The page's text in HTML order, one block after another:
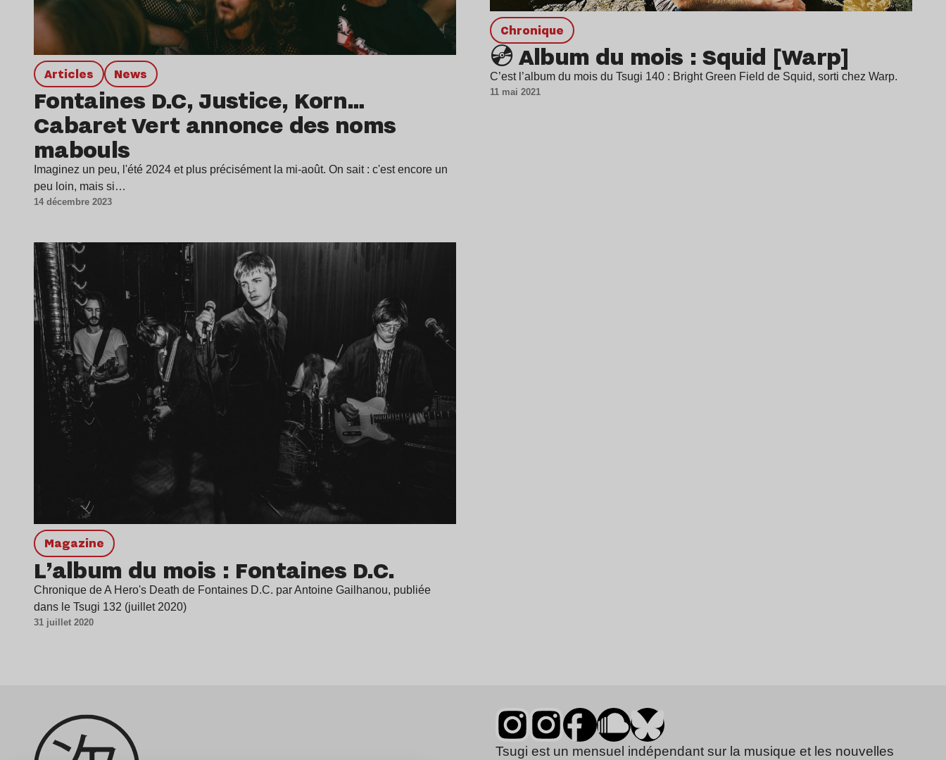
Articles news
Fontaines D.C, Justice, Korn…
Cabaret Vert annonce des noms
mabouls
Imaginez un peu, l'été 2024 et plus précisément la mi-août. On sait : c'est encore un
peu loin, mais si…
14 décembre 2023
chronique
💿 Album du mois : Squid [Warp]
C’est l’album du mois du Tsugi 140 : Bright Green Field de Squid, sorti chez Warp.
11 mai 2021
magazine
L’album du mois : Fontaines D.C.
Chronique de A Hero's Death de Fontaines D.C. par Antoine Gailhanou, publiée
dans le Tsugi 132 (juillet 2020)
31 juillet 2020
Tsugi est un mensuel indépendant sur la musique et les nouvelles